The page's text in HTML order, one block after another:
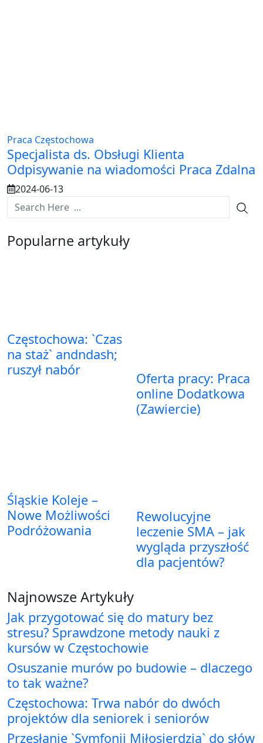
Praca Częstochowa
Specjalista ds. Obsługi Klienta
Odpisywanie na wiadomości Praca Zdalna
2024-06-13
Popularne artykuły
Częstochowa: `Czas
na staż` andndash;
ruszył nabór
Oferta pracy: Praca
online Dodatkowa
(Zawiercie)
Śląskie Koleje –
Nowe Możliwości
Podróżowania
Rewolucyjne
leczenie SMA – jak
wygląda przyszłość
dla pacjentów?
Najnowsze Artykuły
Jak przygotować się do matury bez
stresu? Sprawdzone metody nauki z
kursów w Częstochowie
Osuszanie murów po budowie – dlaczego
to tak ważne?
Częstochowa: Trwa nabór do dwóch
projektów dla seniorek i seniorów
Przesłanie `Symfonii Miłosierdzia` do słów